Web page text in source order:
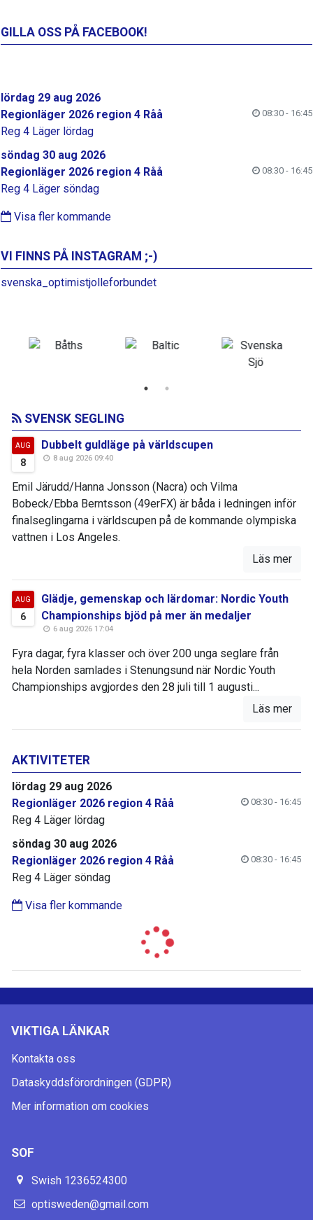
GILLA OSS PÅ FACEBOOK!
lördag 29 aug 2026
Regionläger 2026 region 4 Råå
08:30 - 16:45
Reg 4 Läger lördag
söndag 30 aug 2026
Regionläger 2026 region 4 Råå
08:30 - 16:45
Reg 4 Läger söndag
Visa fler kommande
VI FINNS PÅ INSTAGRAM ;-)
svenska_optimistjolleforbundet
SVENSK SEGLING
AUG
8
Dubbelt guldläge på världscupen
8 aug 2026 09:40
Emil Järudd/Hanna Jonsson (Nacra) och Vilma
Bobeck/Ebba Berntsson (49erFX) är båda i ledningen inför
finalseglingarna i världscupen på de kommande olympiska
vattnen i Los Angeles.
Läs mer
AUG
6
Glädje, gemenskap och lärdomar: Nordic Youth
Championships bjöd på mer än medaljer
6 aug 2026 17:04
Fyra dagar, fyra klasser och över 200 unga seglare från
hela Norden samlades i Stenungsund när Nordic Youth
Championships avgjordes den 28 juli till 1 augusti...
Läs mer
AKTIVITETER
lördag 29 aug 2026
Regionläger 2026 region 4 Råå
08:30 - 16:45
Reg 4 Läger lördag
söndag 30 aug 2026
Regionläger 2026 region 4 Råå
08:30 - 16:45
Reg 4 Läger söndag
Visa fler kommande
VIKTIGA LÄNKAR
Kontakta oss
Dataskyddsförordningen (GDPR)
Mer information om cookies
SOF
Swish 1236524300
optisweden@gmail.com